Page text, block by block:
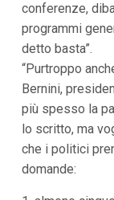
f
o
n
o
conferenze,
programmi
detto basta”.
“Purtroppo
Bernini,
più spesso la
lo scritto, ma
che i politici
domande: